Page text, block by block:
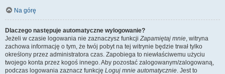
Na górę
Dlaczego następuje automatyczne wylogowanie?
Jeżeli w czasie logowania nie zaznaczysz funkcjiZapamiętaj mnie, witryna
zachowa informację o tym, że twój pobyt na tej witrynie będzie trwał tylko
określony przez administratora czas. Zapobiega to niewłaściwemu użyciu
twojego konta przez kogoś innego. Aby pozostać zalogowanym/zalogowaną,
podczas logowania zaznacz funkcję Loguj mnie automatycznie. Jest to